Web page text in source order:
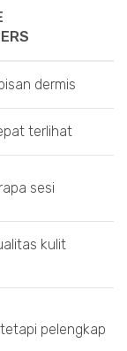
dermis
terlihat
sesi
kulit
pelengkap